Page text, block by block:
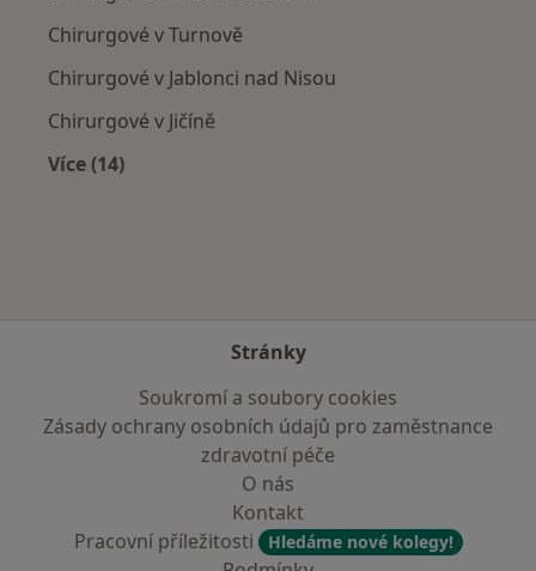
Chirurgové v Turnově
Chirurgové v Jablonci nad Nisou
Chirurgové v Jičíně
Více (14)
Stránky
Soukromí a soubory cookies
Zásady ochrany osobních údajů pro zaměstnance
zdravotní péče
O nás
Kontakt
Pracovní příležitosti
Hledáme nové kolegy!